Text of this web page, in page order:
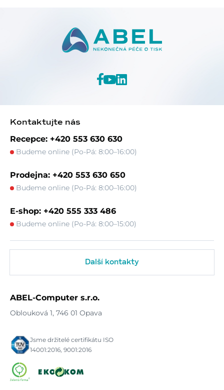
Kontaktujte nás
Recepce: +420 553 630 630
Budeme online (Po-Pá: 8:00–16:00)
Prodejna: +420 553 630 650
Budeme online (Po-Pá: 8:00–16:00)
E-shop: +420 555 333 486
Budeme online (Po-Pá: 8:00–15:00)
Další kontakty
ABEL-Computer s.r.o.
Oblouková 1, 746 01 Opava
Jsme držitelé certifikátu ISO
14001:2016, 9001:2016